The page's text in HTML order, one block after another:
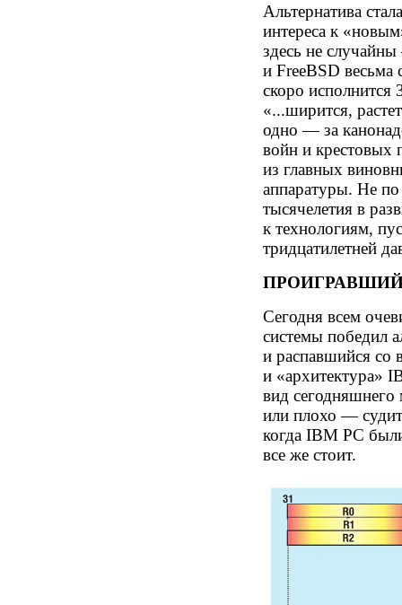
Альтернатива
интереса к
здесь не
и FreeBSD весьма
скоро исполнится
«...ширится,
одно — за
войн и крестовых
из главных
аппаратуры. Не
тысячелетия в
к технологиям,
тридцатилетней
Сегодня всем
системы победил
и распавшийся со
и «архитектура»
вид
или плохо —
когда IBM PC
все же стоит.